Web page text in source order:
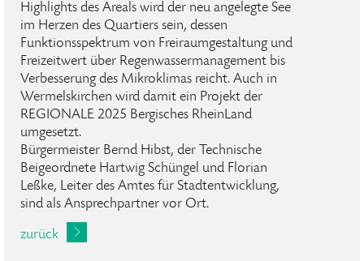
Highlights des Areals wird der neu angelegte See
im Herzen des Quartiers sein, dessen
Funktionsspektrum von Freiraumgestaltung und
Freizeitwert über Regenwassermanagement bis
Verbesserung des Mikroklimas reicht. Auch in
Wermelskirchen wird damit ein Projekt der
REGIONALE 2025 Bergisches RheinLand
umgesetzt.
Bürgermeister Bernd Hibst, der Technische
Beigeordnete Hartwig Schüngel und Florian
Leßke, Leiter des Amtes für Stadtentwicklung,
sind als Ansprechpartner vor Ort.
zurück